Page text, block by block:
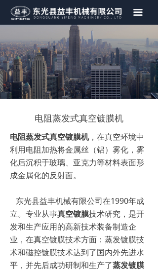
끀
首页
产品中心
视频展示
新闻资讯
联系我们
电阻蒸发式真空镀膜机
电阻蒸发式真空镀膜机，在真空环境中
利用电阻加热将金属丝（铝）雾化，雾
化后沉积于玻璃、亚克力等材料表面形
成金属化的反射面。
东光县益丰机械有限公司在1990年成
立。专业从事真空镀膜技术研究，是开
发和生产应用的高新技术装备制造企
业，在真空镀膜技术方面：蒸发镀膜技
术和磁控镀膜技术达到了国内外先进水
平，并先后成功研制和生产了蒸发镀膜